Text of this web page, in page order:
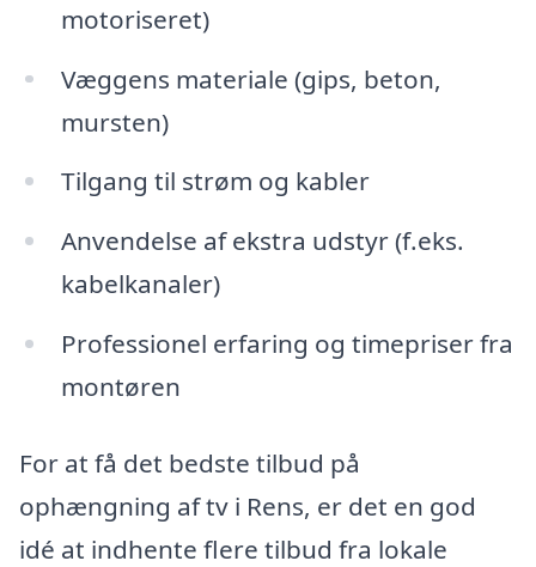
motoriseret)
Væggens materiale (gips, beton,
mursten)
Tilgang til strøm og kabler
Anvendelse af ekstra udstyr (f.eks.
kabelkanaler)
Professionel erfaring og timepriser fra
montøren
For at få det bedste tilbud på
ophængning af tv i Rens, er det en god
idé at indhente flere tilbud fra lokale